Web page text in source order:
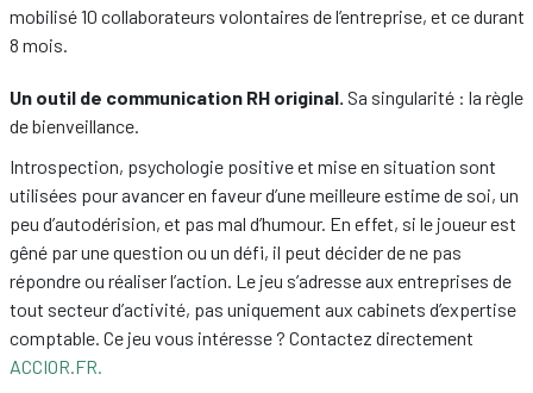
mobilisé 10 collaborateurs volontaires de l’entreprise, et ce durant
8 mois.
Un outil de communication RH original. Sa singularité : la règle
de bienveillance.
Introspection, psychologie positive et mise en situation sont
utilisées pour avancer en faveur d’une meilleure estime de soi, un
peu d’autodérision, et pas mal d’humour. En effet, si le joueur est
gêné par une question ou un défi, il peut décider de ne pas
répondre ou réaliser l’action. Le jeu s’adresse aux entreprises de
tout secteur d’activité, pas uniquement aux cabinets d’expertise
comptable. Ce jeu vous intéresse ? Contactez directement
ACCIOR.FR.